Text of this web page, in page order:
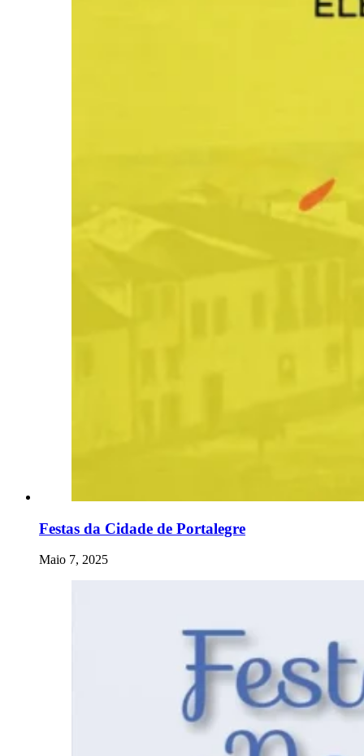
Festas da Cidade de Portalegre
Maio 7, 2025